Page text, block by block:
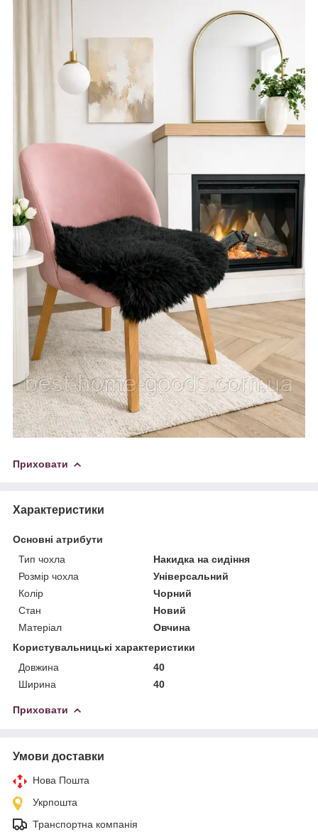
Приховати
Характеристики
Основні атрибути
Тип чохла
Накидка на сидіння
Розмір чохла
Універсальний
Колір
Чорний
Стан
Новий
Матеріал
Овчина
Користувальницькі характеристики
Довжина
40
Ширина
40
Приховати
Умови доставки
Нова Пошта
Укрпошта
Транспортна компанія